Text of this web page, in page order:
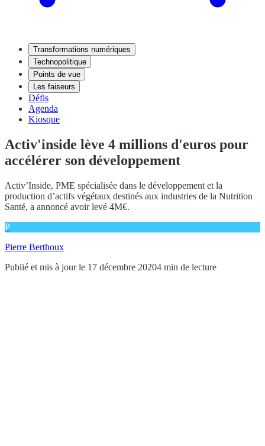
Transformations numériques
Technopolitique
Points de vue
Les faiseurs
Défis
Agenda
Kiosque
Activ'inside lève 4 millions d'euros pour
accélérer son développement
Activ’Inside, PME spécialisée dans le développement et la
production d’actifs végétaux destinés aux industries de la Nutrition
Santé, a annoncé avoir levé 4M€.
P
Pierre Berthoux
Publié et mis à jour le 17 décembre 20204 min de lecture